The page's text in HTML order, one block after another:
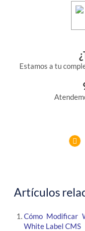
Estamos a tu
Artículos
Cómo Modificar
White Label CMS